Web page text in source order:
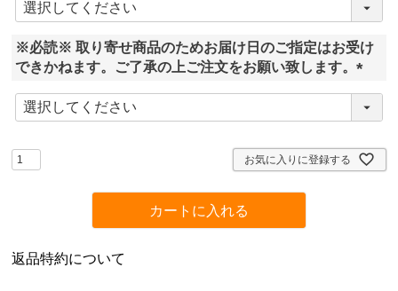
)
※必読※ 取り寄せ商品のためお届け日のご指定はお受け
できかねます。ご了承の上ご注文をお願い致します。
(
必
)
お気に入りに登録する
カートに入れる
返品特約について